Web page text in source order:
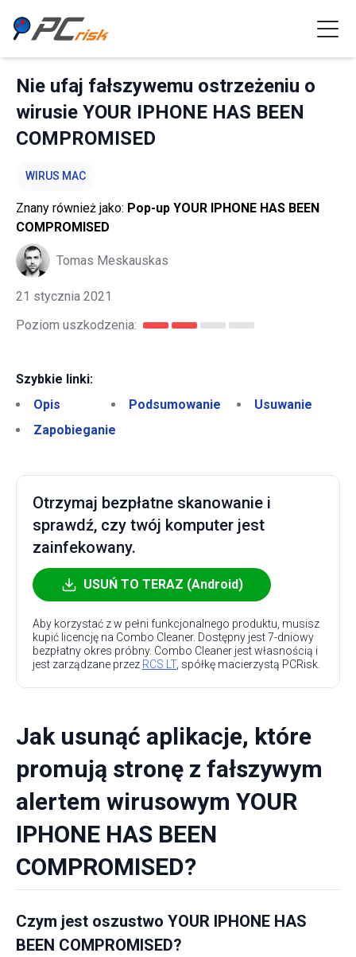
Nie ufaj fałszywemu ostrzeżeniu o
wirusie YOUR IPHONE HAS BEEN
COMPROMISED
WIRUS MAC
Znany również jako: Pop-up YOUR IPHONE HAS BEEN
COMPROMISED
Tomas Meskauskas
21 stycznia 2021
Poziom uszkodzenia:
Szybkie linki:
Opis
Podsumowanie
Usuwanie
Zapobieganie
Otrzymaj bezpłatne skanowanie i
sprawdź, czy twój komputer jest
zainfekowany.
USUŃ TO TERAZ (Android)
Aby korzystać z w pełni funkcjonalnego produktu, musisz
kupić licencję na Combo Cleaner. Dostępny jest 7-dniowy
bezpłatny okres próbny. Combo Cleaner jest własnością i
jest zarządzane przez RCS LT, spółkę macierzystą PCRisk.
Jak usunąć aplikacje, które
promują stronę z fałszywym
alertem wirusowym YOUR
IPHONE HAS BEEN
COMPROMISED?
Czym jest oszustwo YOUR IPHONE HAS
BEEN COMPROMISED?